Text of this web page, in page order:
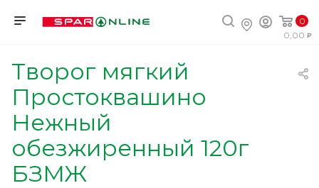
0
0,00
Творог мягкий
Простоквашино
Нежный
обезжиренный 120г
БЗМЖ